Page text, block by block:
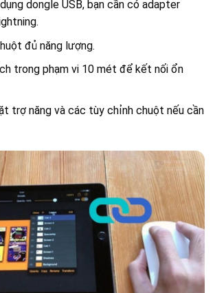
dongle USB, bạn cần có adapter
đủ năng lượng.
trong phạm vi 10 mét để kết nối ổn
trợ năng và các tùy chỉnh chuột nếu cần